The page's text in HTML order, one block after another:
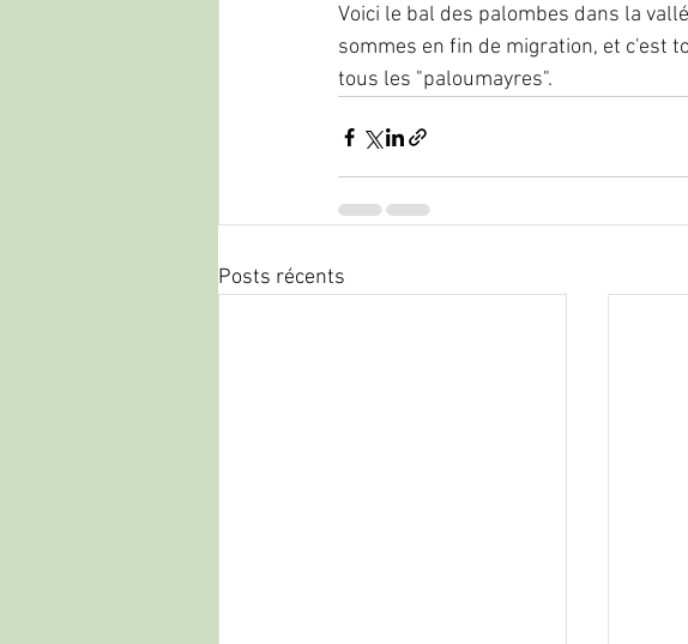
Voici le bal des palombes dans la
sommes en fin de migration, et c'est
tous les "paloumayres".
Posts récents